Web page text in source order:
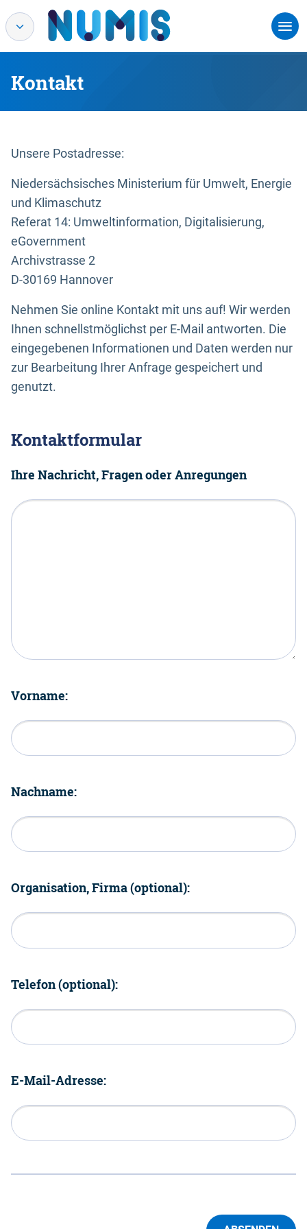
Kontakt
Unsere Postadresse:
Niedersächsisches Ministerium für Umwelt, Energie
und Klimaschutz
Referat 14: Umweltinformation, Digitalisierung,
eGovernment
Archivstrasse 2
D-30169 Hannover
Nehmen Sie online Kontakt mit uns auf! Wir werden
Ihnen schnellstmöglichst per E-Mail antworten. Die
eingegebenen Informationen und Daten werden nur
zur Bearbeitung Ihrer Anfrage gespeichert und
genutzt.
Kontaktformular
Ihre Nachricht, Fragen oder Anregungen
Vorname:
Nachname:
Organisation, Firma (optional):
Telefon (optional):
E-Mail-Adresse: